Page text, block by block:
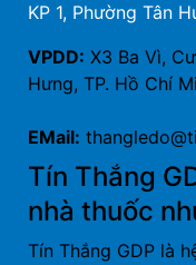
KP 1, Phường Tân
VPDD: X3 Ba Vì,
Hưng, TP. Hồ Chí
EMail:
Tín Thắng
nhà thuốc
Tín Thắng GDP là